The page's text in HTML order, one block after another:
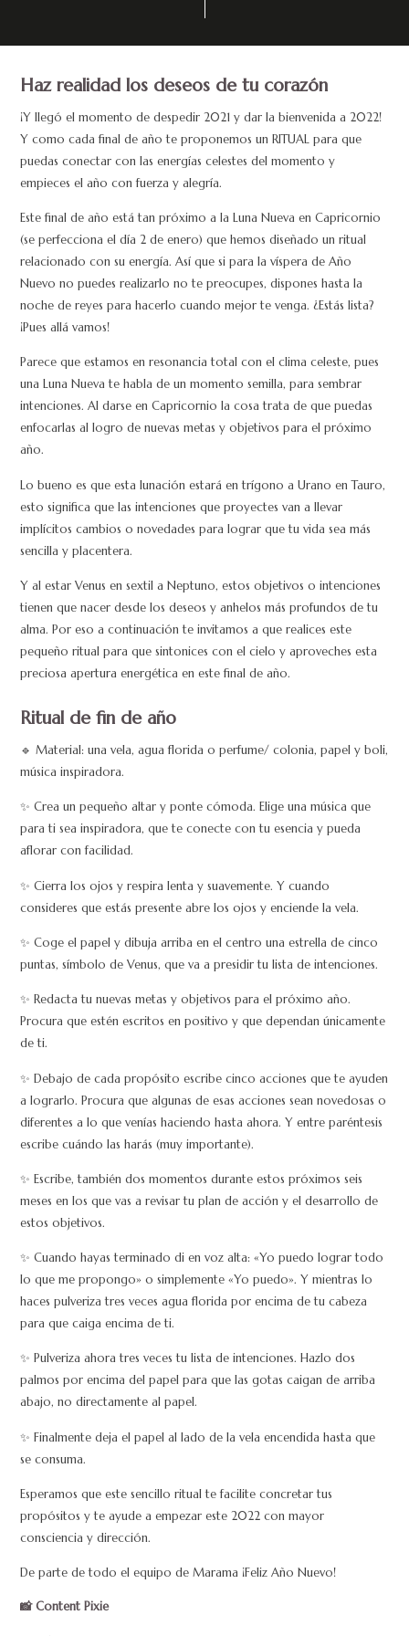
Haz realidad los deseos de tu corazón
¡Y llegó el momento de despedir 2021 y dar la bienvenida a 2022!
Y como cada final de año te proponemos un RITUAL para que
puedas conectar con las energías celestes del momento y
empieces el año con fuerza y alegría.
Este final de año está tan próximo a la Luna Nueva en Capricornio
(se perfecciona el día 2 de enero) que hemos diseñado un ritual
relacionado con su energía. Así que si para la víspera de Año
Nuevo no puedes realizarlo no te preocupes, dispones hasta la
noche de reyes para hacerlo cuando mejor te venga. ¿Estás lista?
¡Pues allá vamos!
Parece que estamos en resonancia total con el clima celeste, pues
una Luna Nueva te habla de un momento semilla, para sembrar
intenciones. Al darse en Capricornio la cosa trata de que puedas
enfocarlas al logro de nuevas metas y objetivos para el próximo
año.
Lo bueno es que esta lunación estará en trígono a Urano en Tauro,
esto significa que las intenciones que proyectes van a llevar
implícitos cambios o novedades para lograr que tu vida sea más
sencilla y placentera.
Y al estar Venus en sextil a Neptuno, estos objetivos o intenciones
tienen que nacer desde los deseos y anhelos más profundos de tu
alma. Por eso a continuación te invitamos a que realices este
pequeño ritual para que sintonices con el cielo y aproveches esta
preciosa apertura energética en este final de año.
Ritual de fin de año
🔹 Material: una vela, agua florida o perfume/ colonia, papel y boli,
música inspiradora.
✨ Crea un pequeño altar y ponte cómoda. Elige una música que
para ti sea inspiradora, que te conecte con tu esencia y pueda
aflorar con facilidad.
✨ Cierra los ojos y respira lenta y suavemente. Y cuando
consideres que estás presente abre los ojos y enciende la vela.
✨ Coge el papel y dibuja arriba en el centro una estrella de cinco
puntas, símbolo de Venus, que va a presidir tu lista de intenciones.
✨ Redacta tu nuevas metas y objetivos para el próximo año.
Procura que estén escritos en positivo y que dependan únicamente
de ti.
✨ Debajo de cada propósito escribe cinco acciones que te ayuden
a lograrlo. Procura que algunas de esas acciones sean novedosas o
diferentes a lo que venías haciendo hasta ahora. Y entre paréntesis
escribe cuándo las harás (muy importante).
✨ Escribe, también dos momentos durante estos próximos seis
meses en los que vas a revisar tu plan de acción y el desarrollo de
estos objetivos.
✨ Cuando hayas terminado di en voz alta: «Yo puedo lograr todo
lo que me propongo» o simplemente «Yo puedo». Y mientras lo
haces pulveriza tres veces agua florida por encima de tu cabeza
para que caiga encima de ti.
✨ Pulveriza ahora tres veces tu lista de intenciones. Hazlo dos
palmos por encima del papel para que las gotas caigan de arriba
abajo, no directamente al papel.
✨ Finalmente deja el papel al lado de la vela encendida hasta que
se consuma.
Esperamos que este sencillo ritual te facilite concretar tus
propósitos y te ayude a empezar este 2022 con mayor
consciencia y dirección.
De parte de todo el equipo de Marama ¡Feliz Año Nuevo!
📸 Content Pixie